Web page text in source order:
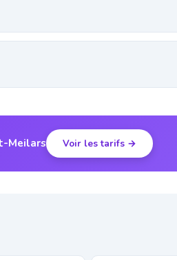
Meilars Voir les tarifs →